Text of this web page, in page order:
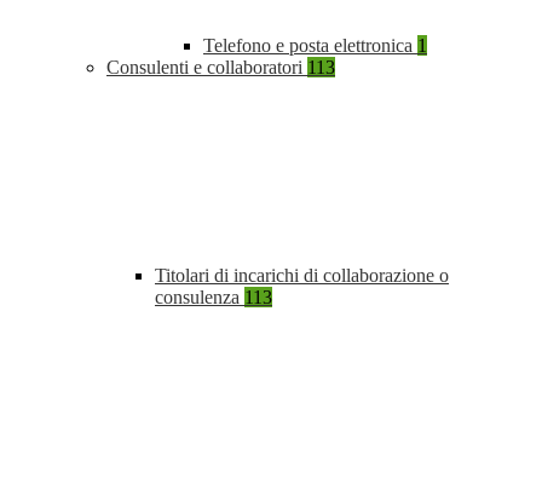
Telefono e posta elettronica 1
Consulenti e collaboratori 113
Titolari di incarichi di collaborazione o
consulenza 113